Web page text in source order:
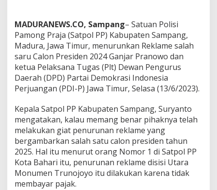
MADURANEWS.CO, Sampang– Satuan Polisi
Pamong Praja (Satpol PP) Kabupaten Sampang,
Madura, Jawa Timur, menurunkan Reklame salah
saru Calon Presiden 2024 Ganjar Pranowo dan
ketua Pelaksana Tugas (Plt) Dewan Pengurus
Daerah (DPD) Partai Demokrasi Indonesia
Perjuangan (PDI-P) Jawa Timur, Selasa (13/6/2023).
Kepala Satpol PP Kabupaten Sampang, Suryanto
mengatakan, kalau memang benar pihaknya telah
melakukan giat penurunan reklame yang
bergambarkan salah satu calon presiden tahun
2025. Hal itu menurut orang Nomor 1 di Satpol PP
Kota Bahari itu, penurunan reklame disisi Utara
Monumen Trunojoyo itu dilakukan karena tidak
membayar pajak.